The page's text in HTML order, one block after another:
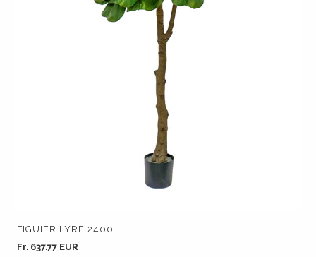
FIGUIER LYRE 2400
Fr. 637.77 EUR